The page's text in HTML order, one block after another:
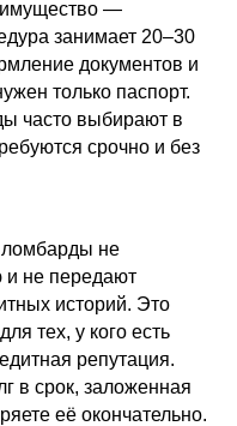
—
занимает 20–30
документов и
только паспорт.
часто выбирают в
срочно и без
не
и не передают
историй. Это
тех, у кого есть
репутация.
в срок, заложенная
её окончательно.